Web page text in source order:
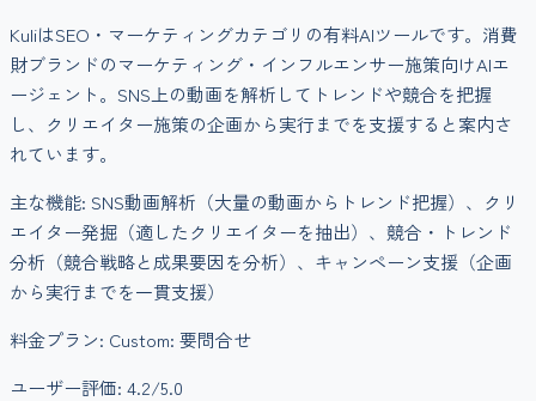
KuliはSEO・マーケティングカテゴリの有料AIツールです。 消費
財ブランドのマーケティング・インフルエンサー施策向けAIエ
ージェント。SNS上の動画を解析してトレンドや競合を把握
し、クリエイター施策の企画から実行までを支援すると案内さ
れています。
主な機能: SNS動画解析（大量の動画からトレンド把握）、クリ
エイター発掘（適したクリエイターを抽出）、競合・トレンド
分析（競合戦略と成果要因を分析）、キャンペーン支援（企画
から実行までを一貫支援）
料金プラン: Custom: 要問合せ
ユーザー評価: 4.2/5.0